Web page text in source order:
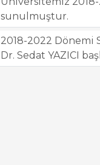
sunulmuştur.
2018-2022 Dönemi
Dr. Sedat YAZICI